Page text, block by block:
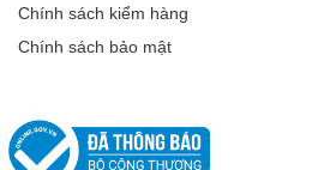
Chính sách kiểm hàng
Chính sách bảo mật